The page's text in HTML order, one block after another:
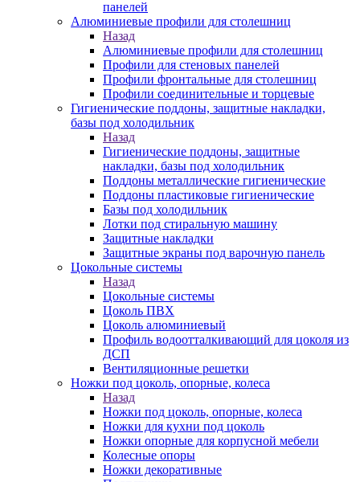
панелей
Алюминиевые профили для столешниц
Назад
Алюминиевые профили для столешниц
Профили для стеновых панелей
Профили фронтальные для столешниц
Профили соединительные и торцевые
Гигиенические поддоны, защитные накладки,
базы под холодильник
Назад
Гигиенические поддоны, защитные
накладки, базы под холодильник
Поддоны металлические гигиенические
Поддоны пластиковые гигиенические
Базы под холодильник
Лотки под стиральную машину
Защитные накладки
Защитные экраны под варочную панель
Цокольные системы
Назад
Цокольные системы
Цоколь ПВХ
Цоколь алюминиевый
Профиль водоотталкивающий для цоколя из
ДСП
Вентиляционные решетки
Ножки под цоколь, опорные, колеса
Назад
Ножки под цоколь, опорные, колеса
Ножки для кухни под цоколь
Ножки опорные для корпусной мебели
Колесные опоры
Ножки декоративные